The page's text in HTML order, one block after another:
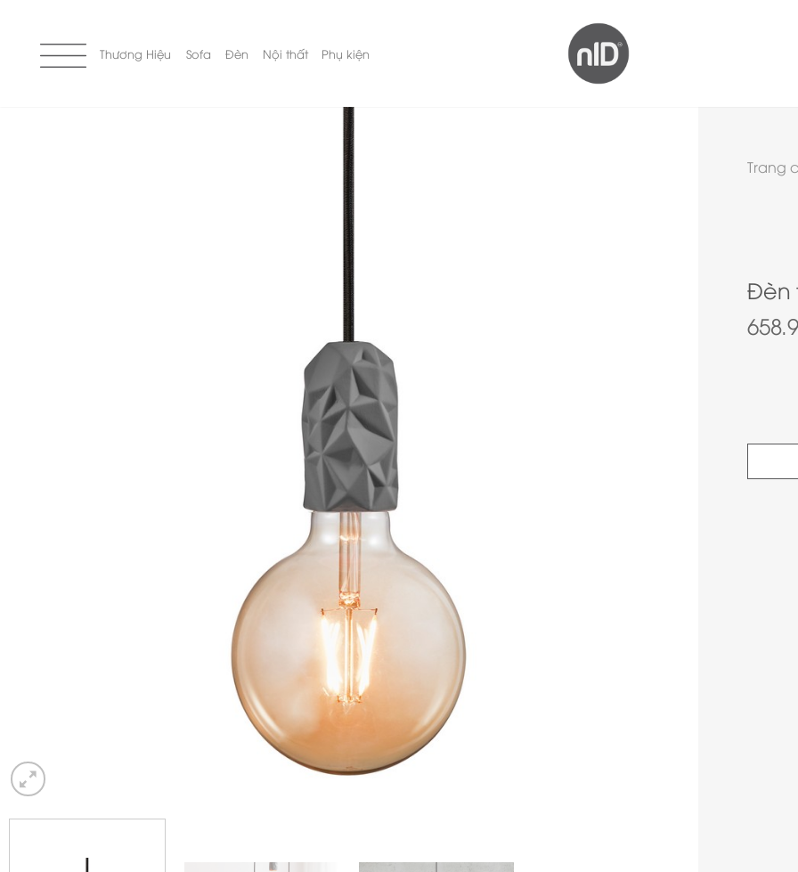
content
Thương Hiệu Sofa Đèn Nội thất Phụ kiện
Trang
Đèn